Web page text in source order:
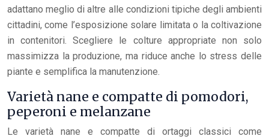
adattano meglio di altre alle condizioni tipiche degli ambienti
cittadini, come l’esposizione solare limitata o la coltivazione
in contenitori. Scegliere le colture appropriate non solo
massimizza la produzione, ma riduce anche lo stress delle
piante e semplifica la manutenzione.
Varietà nane e compatte di pomodori,
peperoni e melanzane
Le varietà nane e compatte di ortaggi classici come